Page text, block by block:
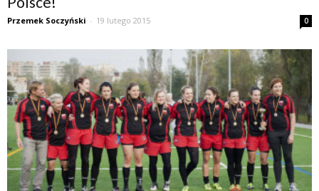
Przemek Soczyński - 19 lutego 2015 0